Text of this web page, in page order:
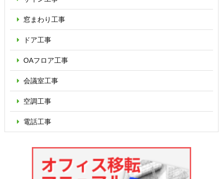
窓まわり工事
ドア工事
OAフロア工事
会議室工事
空調工事
電話工事